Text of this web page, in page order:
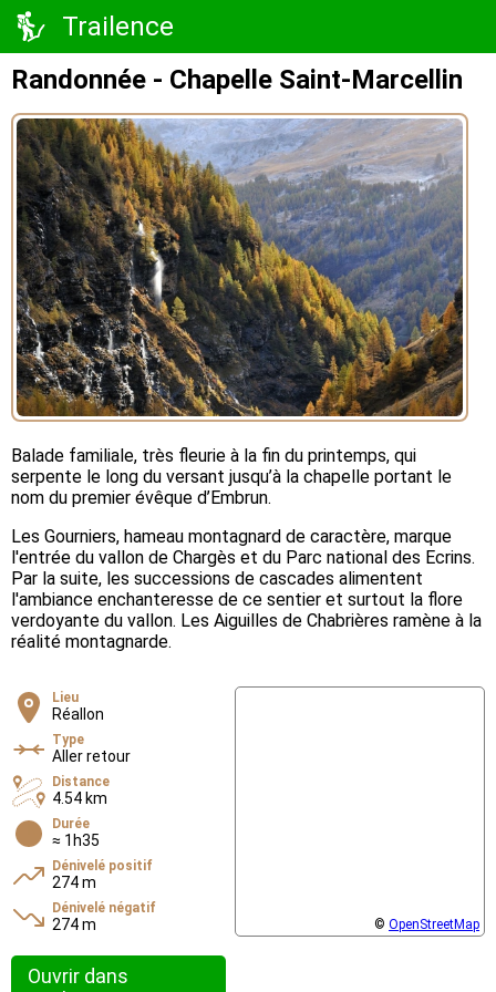
Trailence
Randonnée - Chapelle Saint-Marcellin
Balade familiale, très fleurie à la fin du printemps, qui
serpente le long du versant jusqu’à la chapelle portant le
nom du premier évêque d’Embrun.
Les Gourniers, hameau montagnard de caractère, marque
l'entrée du vallon de Chargès et du Parc national des Ecrins.
Par la suite, les successions de cascades alimentent
l'ambiance enchanteresse de ce sentier et surtout la flore
verdoyante du vallon. Les Aiguilles de Chabrières ramène à la
réalité montagnarde.
Lieu
Réallon
Type
Aller retour
Distance
4.54 km
Durée
≈ 1h35
Dénivelé positif
274 m
Dénivelé négatif
274 m
Ouvrir dans
© OpenStreetMap